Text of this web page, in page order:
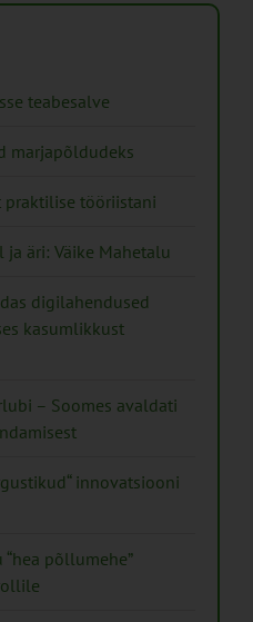
teabesalve
marjapõldudeks
praktilise tööriistani
äri: Väike Mahetalu
digilahendused
kasumlikkust
– Soomes avaldati
innovatsiooni
põllumehe”